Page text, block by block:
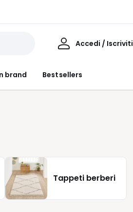
brand Bestsellers
Accedi / Iscriviti
Tappeti berberi